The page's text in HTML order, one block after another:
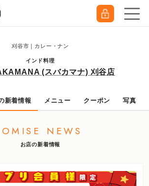
刈谷市｜カレー・ナン
インド料理
(スバカマナ) 刈谷店
新着情報 メニュー クーポン 写真
OMISE NEWS
お店の新着情報